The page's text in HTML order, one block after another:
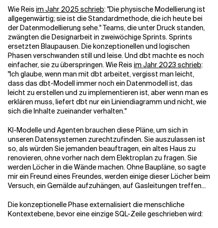
Wie Reis im Jahr 2025 schrieb: "Die physische Modellierung ist
allgegenwärtig; sie ist die Standardmethode, die ich heute bei
der Datenmodellierung sehe." Teams, die unter Druck standen,
zwängten die Designarbeit in zweiwöchige Sprints. Sprints
ersetzten Blaupausen. Die konzeptionellen und logischen
Phasen verschwanden still und leise. Und dbt machte es noch
einfacher, sie zu überspringen. Wie Reis im Jahr 2023 schrieb:
"Ich glaube, wenn man mit dbt arbeitet, vergisst man leicht,
dass das dbt-Modell immer noch ein Datenmodell ist, das
leicht zu erstellen und zu implementieren ist, aber wenn man es
erklären muss, liefert dbt nur ein Liniendiagramm und nicht, wie
sich die Inhalte zueinander verhalten."
KI-Modelle und Agenten brauchen diese Pläne, um sich in
unseren Datensystemen zurechtzufinden. Sie auszulassen ist
so, als würden Sie jemanden beauftragen, ein altes Haus zu
renovieren, ohne vorher nach dem Elektroplan zu fragen. Sie
werden Löcher in die Wände machen. Ohne Baupläne, so sagte
mir ein Freund eines Freundes, werden einige dieser Löcher beim
Versuch, ein Gemälde aufzuhängen, auf Gasleitungen treffen...
Die konzeptionelle Phase externalisiert die menschliche
Kontextebene, bevor eine einzige SQL-Zeile geschrieben wird: